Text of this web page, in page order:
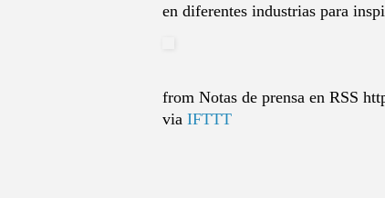
en diferentes industrias para
from Notas de prensa en RSS
via IFTTT